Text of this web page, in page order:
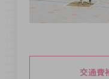
交通費